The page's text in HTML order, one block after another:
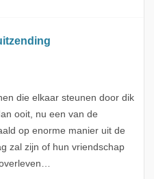
die elkaar steunen door dik
ooit, nu een van de
op enorme manier uit de
zal zijn of hun vriendschap